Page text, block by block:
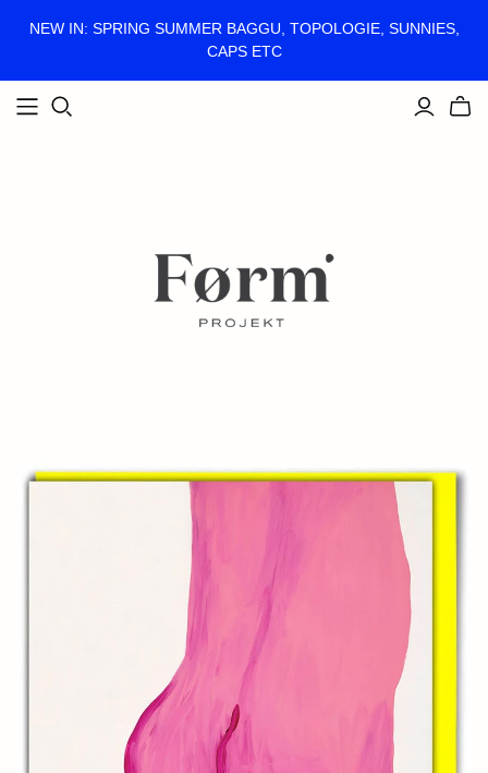
NEW IN: SPRING SUMMER BAGGU, TOPOLOGIE, SUNNIES,
CAPS ETC